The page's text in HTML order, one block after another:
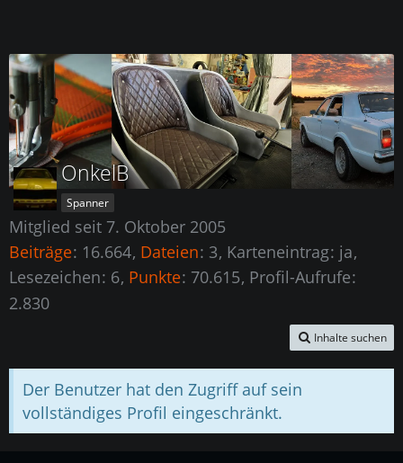
OnkelB
Spanner
Mitglied seit 7. Oktober 2005
Beiträge 16.664 Dateien 3 Karteneintrag ja
Lesezeichen 6 Punkte 70.615 Profil-Aufrufe
2.830
Inhalte suchen
Der Benutzer hat den Zugriff auf sein
vollständiges Profil eingeschränkt.